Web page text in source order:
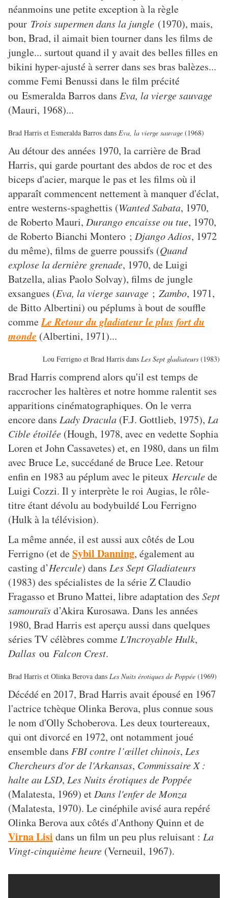
néanmoins une petite exception à la règle
pour Trois supermen dans la jungle (1970), mais,
bon, Brad, il aimait bien tourner dans les films de
jungle... surtout quand il y avait des belles filles en
bikini hyper-ajusté à serrer dans ses bras balèzes...
comme Femi Benussi dans le film précité
ou Esmeralda Barros dans Eva, la vierge sauvage
(Mauri, 1968)...
Brad Harris et Esmeralda Barros dans Eva, la vierge sauvage (1968)
Au détour des années 1970, la carrière de Brad
Harris, qui garde pourtant des abdos de roc et des
biceps d'acier, marque le pas et les films où il
apparaît commencent nettement à manquer d'éclat,
entre westerns-spaghettis (Wanted Sabata, 1970,
de Roberto Mauri, Durango encaisse ou tue, 1970,
de Roberto Bianchi Montero ; Django Adios, 1972
du même), films de guerre poussifs (Quand
explose la dernière grenade, 1970, de Luigi
Batzella, alias Paolo Solvay), films de jungle
exsangues (Eva, la vierge sauvage ; Zambo, 1971,
de Bitto Albertini) ou péplums à bout de souffle
commeLe Retour du gladiateur le plus fort du
monde (Albertini, 1971)...
Lou Ferrigno et Brad Harris dans Les Sept gladiateurs (1983)
Brad Harris comprend alors qu'il est temps de
raccrocher les haltères et notre homme ralentit ses
apparitions cinématographiques. On le verra
encore dans Lady Dracula (F.J. Gottlieb, 1975), La
Cible étoilée (Hough, 1978, avec en vedette Sophia
Loren et John Cassavetes) et, en 1980, dans un film
avec Bruce Le, succédané de Bruce Lee. Retour
enfin en 1983 au péplum avec le piteux Herculede
Luigi Cozzi. Il y interprète le roi Augias, le rôle-
titre étant dévolu au bodybuildé Lou Ferrigno
(Hulk à la télévision).
La même année, il est aussi aux côtés de Lou
Ferrigno (et deSybil Danning, également au
casting d’Hercule) dans Les Sept Gladiateurs
(1983) des spécialistes de la série Z Claudio
Fragasso et Bruno Mattei, libre adaptation des Sept
samouraïsd’Akira Kurosawa. Dans les années
1980, Brad Harris est aperçu aussi dans quelques
séries TV célèbres comme L'Incroyable Hulk,
Dallas ou Falcon Crest.
Brad Harris et Olinka Berova dans Les Nuits érotiques de Poppée (1969)
Décédé en 2017, Brad Harris avait épousé en 1967
l'actrice tchèque Olinka Berova, plus connue sous
le nom d'Olly Schoberova. Les deux tourtereaux,
qui ont divorcé en 1972, ont notamment joué
ensemble dans FBI contre l’œillet chinois, Les
Chercheurs d'or de l'Arkansas, Commissaire X :
halte au LSD, Les Nuits érotiques de Poppée
(Malatesta, 1969) et Dans l'enfer de Monza
(Malatesta, 1970). Le cinéphile avisé aura repéré
Olinka Berova aux côtés d'Anthony Quinn et de
Virna Lisi dans un film un peu plus reluisant : La
Vingt-cinquième heure (Verneuil, 1967).